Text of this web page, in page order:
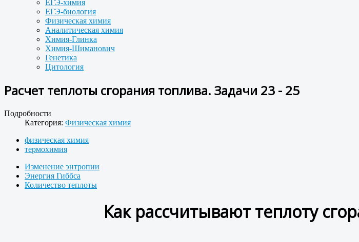
ЕГЭ-химия
ЕГЭ-биология
Физическая химия
Аналитическая химия
Химия-Глинка
Химия-Шиманович
Генетика
Цитология
Расчет теплоты сгорания топлива. Задачи 23 - 25
Подробности
Категория: Физическая химия
физическая химия
термохимия
Изменение энтропии
Энергия Гиббса
Количество теплоты
Как рассчитывают теплоту